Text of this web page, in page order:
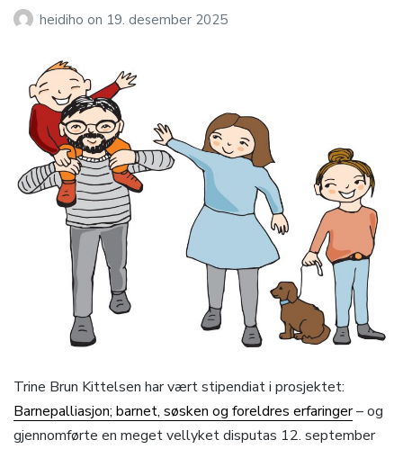
heidiho on 19. desember 2025
Trine Brun Kittelsen har vært stipendiat i prosjektet:
Barnepalliasjon; barnet, søsken og foreldres erfaringer– og
gjennomførte en meget vellyket disputas 12. september